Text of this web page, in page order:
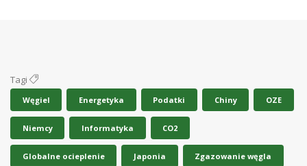
Tagi
Węgiel Energetyka Podatki Chiny OZE
Niemcy Informatyka CO2
Globalne ocieplenie Japonia Zgazowanie węgla